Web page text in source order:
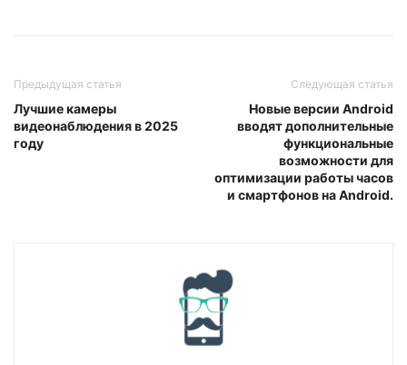
Предыдущая статья
Лучшие камеры
видеонаблюдения в 2025
году
Следующая статья
Новые версии Android
вводят дополнительные
функциональные
возможности для
оптимизации работы часов
и смартфонов на Android.